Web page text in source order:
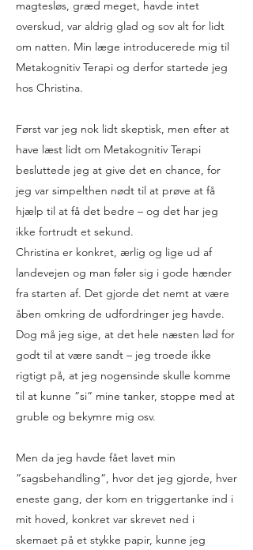
magtesløs, græd meget, havde intet
overskud, var aldrig glad og sov alt for lidt
om natten. Min læge introducerede mig til
Metakognitiv Terapi og derfor startede jeg
hos Christina.
Først var jeg nok lidt skeptisk, men efter at
have læst lidt om Metakognitiv Terapi
besluttede jeg at give det en chance, for
jeg var simpelthen nødt til at prøve at få
hjælp til at få det bedre – og det har jeg
ikke fortrudt et sekund.
Christina er konkret, ærlig og lige ud af
landevejen og man føler sig i gode hænder
fra starten af. Det gjorde det nemt at være
åben omkring de udfordringer jeg havde.
Dog må jeg sige, at det hele næsten lød for
godt til at være sandt – jeg troede ikke
rigtigt på, at jeg nogensinde skulle komme
til at kunne ”si” mine tanker, stoppe med at
gruble og bekymre mig osv.
Men da jeg havde fået lavet min
”sagsbehandling”, hvor det jeg gjorde, hver
eneste gang, der kom en triggertanke ind i
mit hoved, konkret var skrevet ned i
skemaet på et stykke papir, kunne jeg